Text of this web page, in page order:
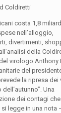
Coldiretti
costa 1,8
nell’alloggio,
divertimenti,
della
virologo Anthony
del
la ripresa dei
Una
dei contagi
legge in una nota